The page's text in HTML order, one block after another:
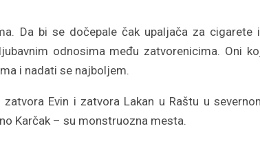
Da bi se dočepale čak upaljača za cigarete
odnosima među zatvorenicima. Oni
i nadati se najboljem.
Evin i zatvora Lakan u Raštu u
Karčak – su monstruozna mesta.